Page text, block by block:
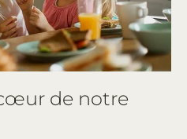
de notre